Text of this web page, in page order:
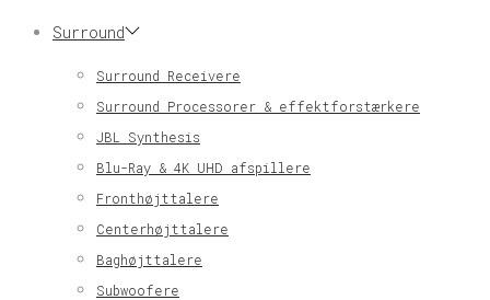
Surround
Surround Receivere
Surround Processorer & effektforstærkere
JBL Synthesis
Blu-Ray & 4K UHD afspillere
Fronthøjttalere
Centerhøjttalere
Baghøjttalere
Subwoofere